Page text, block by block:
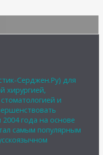
Серджен.Ру) для
хирургией,
и
года на основе
самым популярным